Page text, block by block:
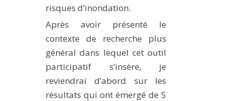
risques d’inondation.
Après avoir présenté le
contexte de recherche plus
général dans lequel cet outil
participatif s’insère, je
reviendrai d’abord sur les
résultats qui ont émergé de 5